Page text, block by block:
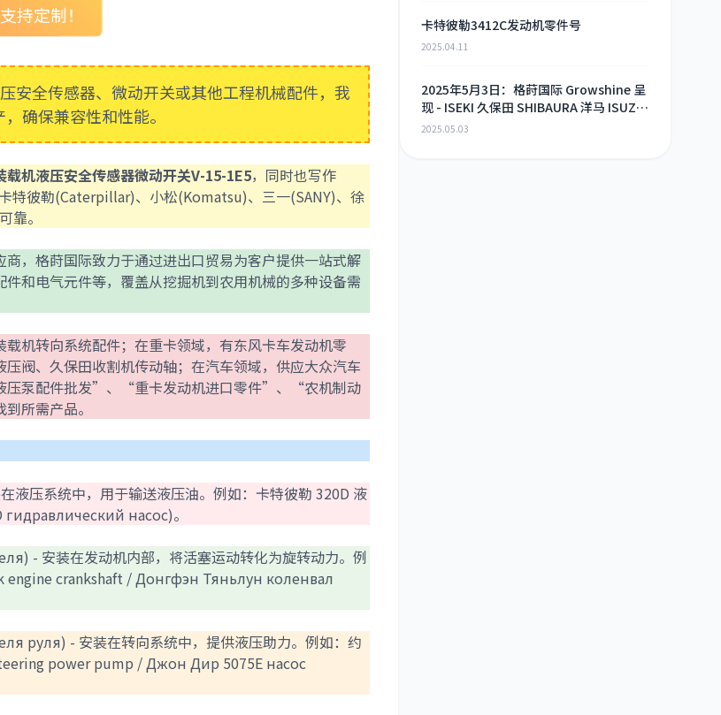
持定制！
安全传感器、微动开关或其他工程机械配件，我
确保兼容性和性能。
载机液压安全传感器微动开关V-15-1E5，同时也写作
特彼勒(Caterpillar)、小松(Komatsu)、三一(SANY)、徐
靠。
，格莳国际致力于通过进出口贸易为客户提供一站式解
和电气元件等，覆盖从挖掘机到农用机械的多种设备需
机转向系统配件；在重卡领域，有东风卡车发动机零
阀、久保田收割机传动轴；在汽车领域，供应大众汽车
压泵配件批发”、“重卡发动机进口零件”、“农机制动
所需产品。
压系统中，用于输送液压油。例如：卡特彼勒 320D 液
насос)。
- 安装在发动机内部，将活塞运动转化为旋转动力。例
engine crankshaft / Донгфэн Тяньлун коленвал
руля) - 安装在转向系统中，提供液压助力。例如：约
power pump / Джон Дир 5075E насос
卡特彼勒3412C发动机零件号
2025.04.11
2025年5月3日：格莳国际 Growshine 呈
现 - ISEKI 久保田 SHIBAURA 洋马 ISUZU
工程机械 农机 重卡 汽车 RHF3 涡轮增压
2025.05.03